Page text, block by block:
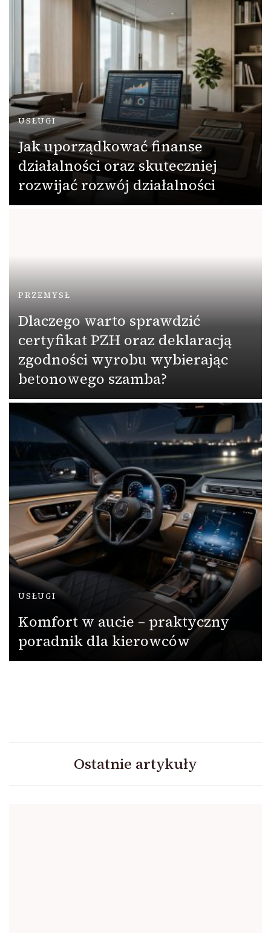
USŁUGI
Jak uporządkować finanse
działalności oraz skuteczniej
rozwijać rozwój działalności
PRZEMYSŁ
Dlaczego warto sprawdzić
certyfikat PZH oraz deklaracją
zgodności wyrobu wybierając
betonowego szamba?
USŁUGI
Komfort w aucie – praktyczny
poradnik dla kierowców
Ostatnie artykuły